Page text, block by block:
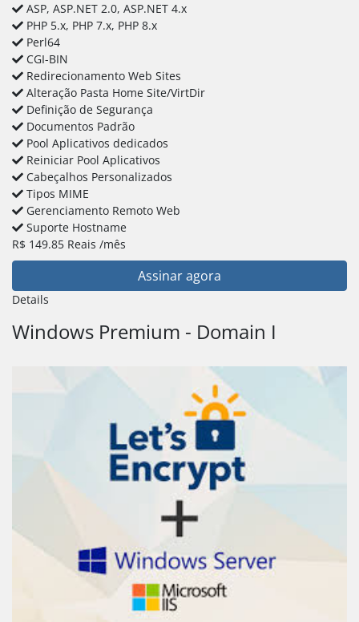
ASP, ASP.NET 2.0, ASP.NET 4.x
PHP 5.x, PHP 7.x, PHP 8.x
Perl64
CGI-BIN
Redirecionamento Web Sites
Alteração Pasta Home Site/VirtDir
Definição de Segurança
Documentos Padrão
Pool Aplicativos dedicados
Reiniciar Pool Aplicativos
Cabeçalhos Personalizados
Tipos MIME
Gerenciamento Remoto Web
Suporte Hostname
R$ 149.85 Reais /mês
Assinar agora
Details
Windows Premium - Domain I